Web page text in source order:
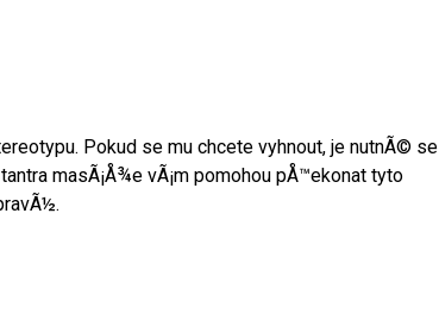
Pokud se mu chcete vyhnout, je nutnÃ© se
masÃ¡Å¾e vÃ¡m pomohou pÅ™ekonat tyto